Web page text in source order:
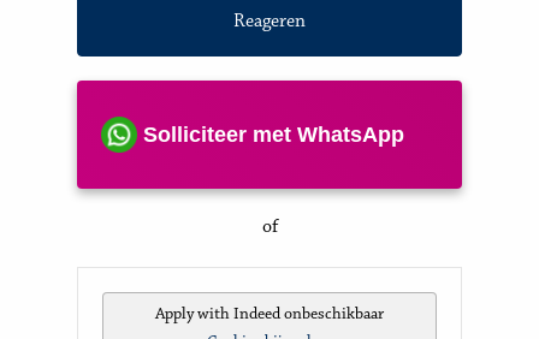
Reageren
Solliciteer met WhatsApp
of
Apply with Indeed onbeschikbaar